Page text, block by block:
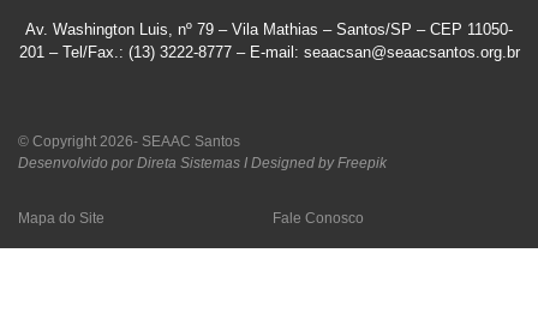
Av. Washington Luis, nº 79 – Vila Mathias – Santos/SP – CEP 11050-
201 – Tel/Fax.: (13) 3222-8777 – E-mail: seaacsan@seaacsantos.org.br
© Copyright 2026- SEAAC Santos
Desenvolvido por Direta Sistemas I Designed by Freepik
Mapa do Site Fale Conosco